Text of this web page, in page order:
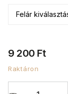
9 200 Ft
Raktáron